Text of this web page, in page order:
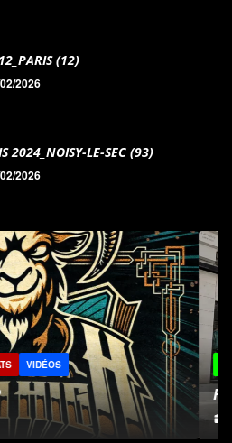
(12)
2026
2024_NOISY-LE-SEC (93)
2026
REPORTS RESULTATS VIDÉOS
2026
2-fre